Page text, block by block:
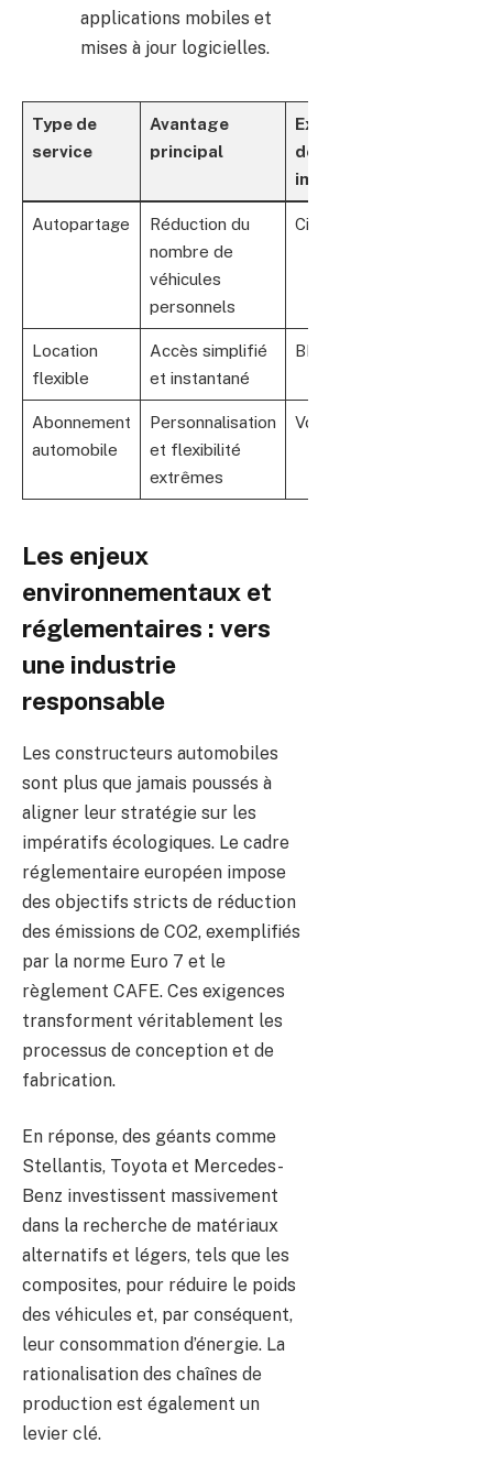
applications mobiles et
mises à jour logicielles.
Type de
service
Avantage
principal
Exemple
de marque
impliquée
Autopartage
Réduction du
nombre de
véhicules
personnels
Citroën
Location
flexible
Accès simplifié
et instantané
BMW
Abonnement
automobile
Personnalisation
et flexibilité
extrêmes
Volkswagen
Les enjeux
environnementaux et
réglementaires : vers
une industrie
responsable
Les constructeurs automobiles
sont plus que jamais poussés à
aligner leur stratégie sur les
impératifs écologiques. Le cadre
réglementaire européen impose
des objectifs stricts de réduction
des émissions de CO2, exemplifiés
par la norme Euro 7 et le
règlement CAFE. Ces exigences
transforment véritablement les
processus de conception et de
fabrication.
En réponse, des géants comme
Stellantis, Toyota et Mercedes-
Benz investissent massivement
dans la recherche de matériaux
alternatifs et légers, tels que les
composites, pour réduire le poids
des véhicules et, par conséquent,
leur consommation d’énergie. La
rationalisation des chaînes de
production est également un
levier clé.